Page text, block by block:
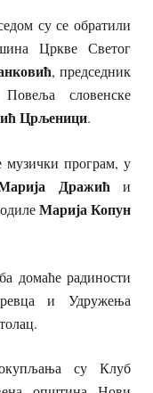
су се обратили
Цркве Светог
, председник
словенске
Црљеници.
музички програм, у
Дражић и
Марија Копун
домаће радиности
и Удружења
су Клуб